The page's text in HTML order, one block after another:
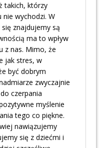
takich, którzy
nie wychodzi. W
znajdujemy są
ma to wpływ
z nas. Mimo, że
jak stres, w
być dobrym
zwyczajnie
czerpania
myślenie
tego co piękne.
nawiązujemy
się z dziećmi i